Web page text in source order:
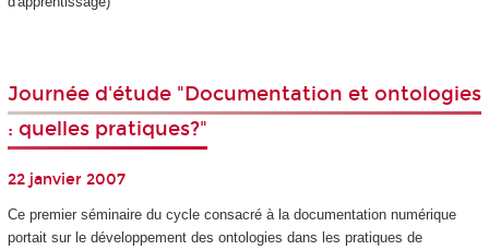
Journée d'étude "Documentation et ontologies
: quelles pratiques?"
22 janvier 2007
Ce premier séminaire du cycle consacré à la documentation numérique
portait sur le développement des ontologies dans les pratiques de